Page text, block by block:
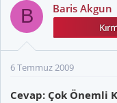
B Baris Akgun
6 Temmuz 2009
Cevap: Çok Önemli